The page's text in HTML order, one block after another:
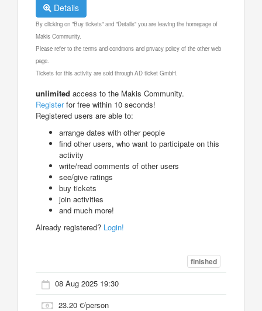
Details
By clicking on "Buy tickets" and "Details" you are leaving the homepage of
Makis Community.
Please refer to the terms and conditions and privacy policy of the other web
page.
Tickets for this activity are sold through AD ticket GmbH.
unlimited access to the Makis Community.
Registerfor free within 10 seconds!
Registered users are able to:
arrange dates with other people
find other users, who want to participate on this
activity
write/read comments of other users
see/give ratings
buy tickets
join activities
and much more!
Already registered? Login!
finished
08 Aug 2025 19:30
23.20 €/person